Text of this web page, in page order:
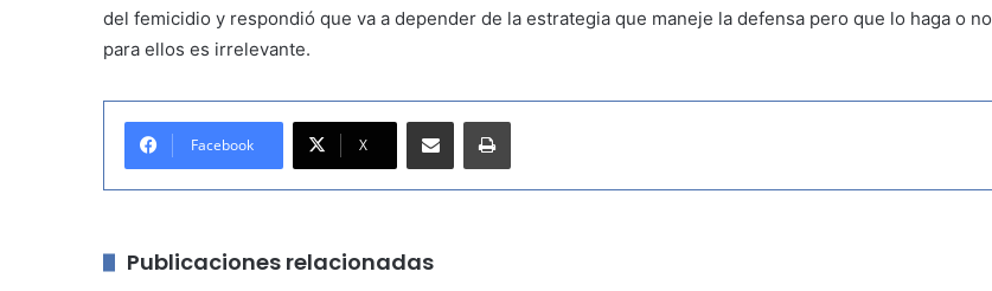
del femicidio y respondió que va a depender de la estrategia que maneje la defensa pero que lo haga o no
para ellos es irrelevante.
Facebook X
Publicaciones relacionadas